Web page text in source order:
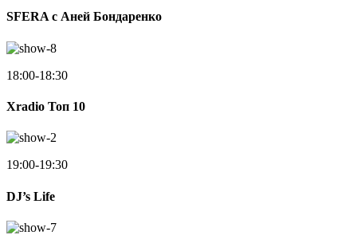
SFERA с Аней Бондаренко
18:00-18:30
Xradio Топ 10
19:00-19:30
DJ’s Life